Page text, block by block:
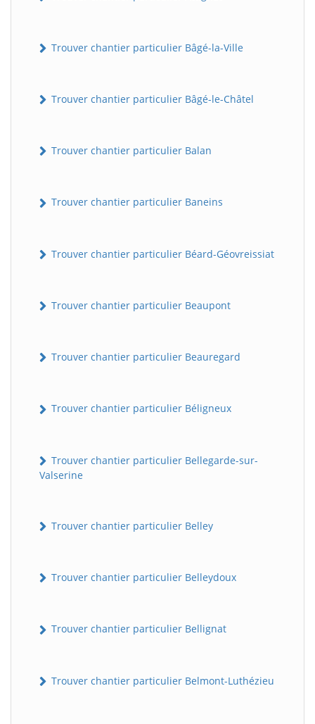
Trouver chantier particulier Bâgé-la-Ville
Trouver chantier particulier Bâgé-le-Châtel
Trouver chantier particulier Balan
Trouver chantier particulier Baneins
Trouver chantier particulier Béard-Géovreissiat
Trouver chantier particulier Beaupont
Trouver chantier particulier Beauregard
Trouver chantier particulier Béligneux
Trouver chantier particulier Bellegarde-sur-
Valserine
Trouver chantier particulier Belley
Trouver chantier particulier Belleydoux
Trouver chantier particulier Bellignat
Trouver chantier particulier Belmont-Luthézieu